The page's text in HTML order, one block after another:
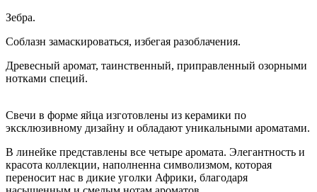
Зебра.
Соблазн замаскироваться, избегая разоблачения.
Древесный аромат, таинственный, приправленный озорными
нотками специй.
Свечи в форме яйца изготовлены из керамики по
эксклюзивному дизайну и обладают уникальными ароматами.
В линейке представлены все четыре аромата. Элегантность и
красота коллекции, наполненна символизмом, которая
переносит нас в дикие уголки Африки, благодаря